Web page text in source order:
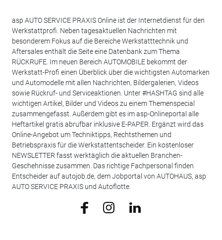
asp AUTO SERVICE PRAXIS Online ist der Internetdienst für den
Werkstattprofi. Neben tagesaktuellen Nachrichten mit
besonderem Fokus auf die Bereiche Werkstatttechnik und
Aftersales enthält die Seite eine Datenbank zum Thema
RÜCKRUFE. Im neuen Bereich AUTOMOBILE bekommt der
Werkstatt-Profi einen Überblick über die wichtigsten Automarken
und Automodelle mit allen Nachrichten, Bildergalerien, Videos
sowie Rückruf- und Serviceaktionen. Unter #HASHTAG sind alle
wichtigen Artikel, Bilder und Videos zu einem Themenspecial
zusammengefasst. Außerdem gibt es im asp-Onlineportal alle
Heftartikel gratis abrufbar inklusive E-PAPER. Ergänzt wird das
Online-Angebot um Techniktipps, Rechtsthemen und
Betriebspraxis für die Werkstattentscheider. Ein kostenloser
NEWSLETTER fasst werktäglich die aktuellen Branchen-
Geschehnisse zusammen. Das richtige Fachpersonal finden
Entscheider auf autojob.de, dem Jobportal von AUTOHAUS, asp
AUTO SERVICE PRAXIS und Autoflotte.